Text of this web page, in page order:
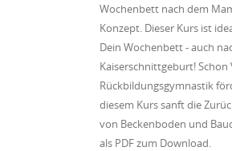
Wochenbett nach dem
Konzept. Dieser Kurs ist
Dein Wochenbett - auch
Kaiserschnittgeburt! Schon
Rückbildungsgymnastik
diesem Kurs sanft die
von Beckenboden und
als PDF zum Download.